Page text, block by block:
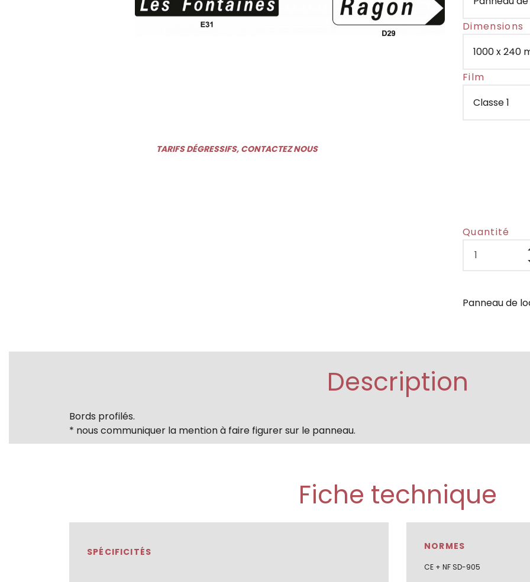
TARIFS DÉGRESSIFS, CONTACTEZ NOUS
Dimensions
Film
Quantité
Panneau de
Description
Bords profilés.
* nous communiquer la mention à faire figurer sur le panneau.
Fiche technique
SPÉCIFICITÉS NORMES
CE + NF SD-905